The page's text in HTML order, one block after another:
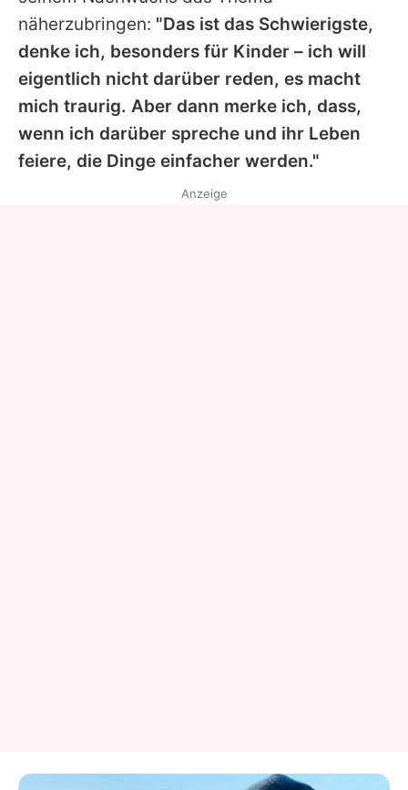
näherzubringen: "Das ist das Schwierigste,
denke ich, besonders für Kinder – ich will
eigentlich nicht darüber reden, es macht
mich traurig. Aber dann merke ich, dass,
wenn ich darüber spreche und ihr Leben
feiere, die Dinge einfacher werden."
Anzeige